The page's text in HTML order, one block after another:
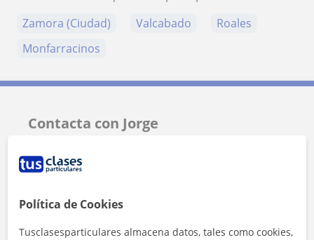
Zamora (Ciudad)
Valcabado
Roales
Monfarracinos
Contacta con Jorge
Tarifa
Política de Cookies
Tusclasesparticulares almacena datos, tales como cookies,